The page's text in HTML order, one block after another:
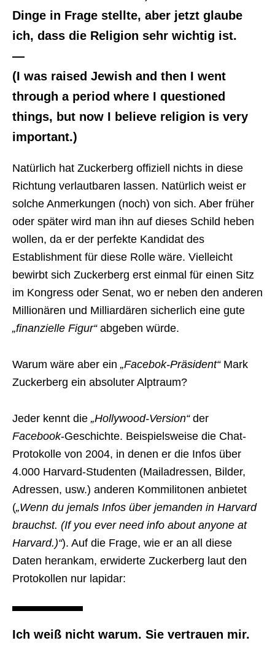
Dinge in Frage stellte, aber jetzt glaube
ich, dass die Religion sehr wichtig ist.
—
(I was raised Jewish and then I went
through a period where I questioned
things, but now I believe religion is very
important.)
Natürlich hat Zuckerberg offiziell nichts in diese
Richtung verlautbaren lassen. Natürlich weist er
solche Anmerkungen (noch) von sich. Aber früher
oder später wird man ihn auf dieses Schild heben
wollen, da er der perfekte Kandidat des
Establishment für diese Rolle wäre. Vielleicht
bewirbt sich Zuckerberg erst einmal für einen Sitz
im Kongress oder Senat, wo er neben den anderen
Millionären und Milliardären sicherlich eine gute
„finanzielle Figur“abgeben würde.
Warum wäre aber ein „Facebok-Präsident“Mark
Zuckerberg ein absoluter Alptraum?
Jeder kennt die „Hollywood-Version“der
Facebook-Geschichte. Beispielsweise die Chat-
Protokolle von 2004, in denen er die Infos über
4.000 Harvard-Studenten (Mailadressen, Bilder,
Adressen, usw.) anderen Kommilitonen anbietet
(„Wenn du jemals Infos über jemanden in Harvard
brauchst. (If you ever need info about anyone at
Harvard.)“). Auf die Frage, wie er an all diese
Daten herankam, erwiderte Zuckerberg laut den
Protokollen nur lapidar:
Ich weiß nicht warum. Sie vertrauen mir.